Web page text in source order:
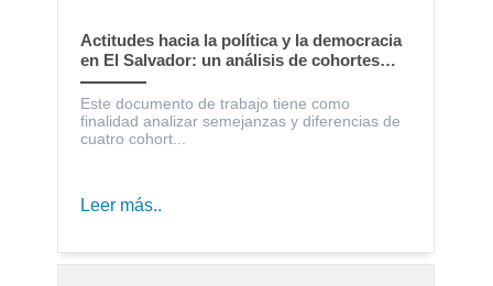
Actitudes hacia la política y la democracia
en El Salvador: un análisis de cohortes
generacionales
Este documento de trabajo tiene como
finalidad analizar semejanzas y diferencias de
cuatro cohort...
Leer más..